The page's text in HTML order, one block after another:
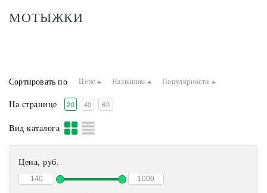
МОТЫЖКИ
Сортировать по Цене Названию Популярности
На странице 20 40 60
Вид каталога
Цена, руб.